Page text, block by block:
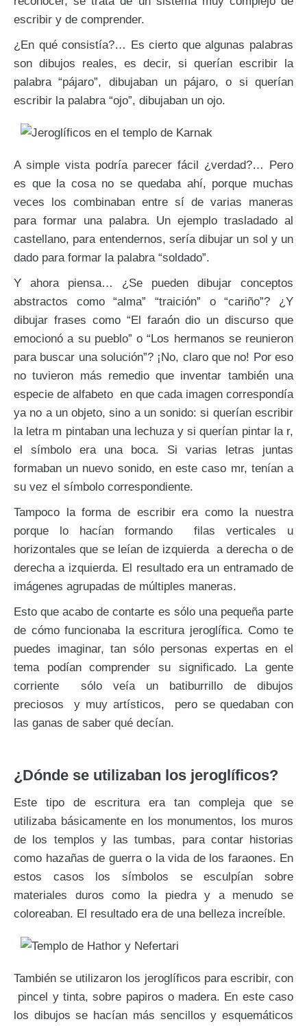
escribir y de comprender.
¿En qué consistía?… Es cierto que algunas palabras
son dibujos reales, es decir, si querían escribir la
palabra “pájaro”, dibujaban un pájaro, o si querían
escribir la palabra “ojo”, dibujaban un ojo.
A simple vista podría parecer fácil ¿verdad?… Pero
es que la cosa no se quedaba ahí, porque muchas
veces los combinaban entre sí de varias maneras
para formar una palabra. Un ejemplo trasladado al
castellano, para entendernos, sería dibujar un sol y un
dado para formar la palabra “soldado”.
Y ahora piensa… ¿Se pueden dibujar conceptos
abstractos como “alma” “traición” o “cariño”? ¿Y
dibujar frases como “El faraón dio un discurso que
emocionó a su pueblo” o “Los hermanos se reunieron
para buscar una solución”? ¡No, claro que no! Por eso
no tuvieron más remedio que inventar también una
especie de alfabeto en que cada imagen correspondía
ya no a un objeto, sino a un sonido: si querían escribir
la letra m pintaban una lechuza y si querían pintar la r,
el símbolo era una boca. Si varias letras juntas
formaban un nuevo sonido, en este caso mr, tenían a
su vez el símbolo correspondiente.
Tampoco la forma de escribir era como la nuestra
porque lo hacían formando filas verticales u
horizontales que se leían de izquierda a derecha o de
derecha a izquierda. El resultado era un entramado de
imágenes agrupadas de múltiples maneras.
Esto que acabo de contarte es sólo una pequeña parte
de cómo funcionaba la escritura jeroglífica. Como te
puedes imaginar, tan sólo personas expertas en el
tema podían comprender su significado. La gente
corriente sólo veía un batiburrillo de dibujos
preciosos y muy artísticos, pero se quedaban con
las ganas de saber qué decían.
¿Dónde se utilizaban los jeroglíficos?
Este tipo de escritura era tan compleja que se
utilizaba básicamente en los monumentos, los muros
de los templos y las tumbas, para contar historias
como hazañas de guerra o la vida de los faraones. En
estos casos los símbolos se esculpían sobre
materiales duros como la piedra y a menudo se
coloreaban. El resultado era de una belleza increíble.
También se utilizaron los jeroglíficos para escribir, con
pincel y tinta, sobre papiros o madera. En este caso
los dibujos se hacían más sencillos y esquemáticos